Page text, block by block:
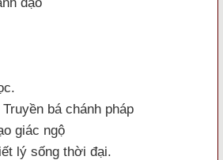
bá chánh pháp
giác ngộ
lý sống thời đại.